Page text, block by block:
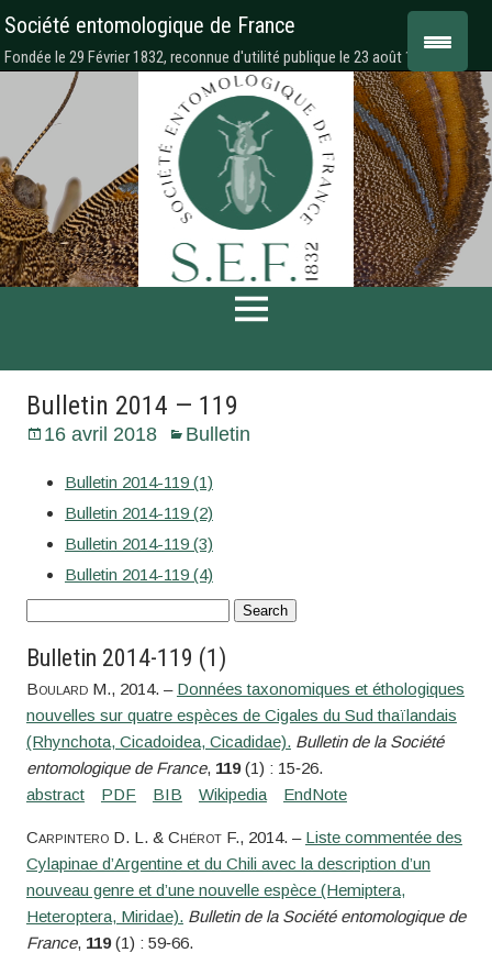
Société entomologique de France
Fondée le 29 Février 1832, reconnue d'utilité publique le 23 août 1878
Bulletin 2014 — 119
16 avril 2018 Bulletin
Bulletin 2014-119 (1)
Bulletin 2014-119 (2)
Bulletin 2014-119 (3)
Bulletin 2014-119 (4)
Bulletin 2014-119 (1)
BoulardM., 2014. – Données taxonomiques et éthologiques
nouvelles sur quatre espèces de Cigales du Sud thaïlandais
(Rhynchota, Cicadoidea, Cicadidae). Bulletin de la Société
entomologique de France, 119(1) : 15‑26.
CarpinteroD. L. & ChérotF., 2014. – Liste commentée des
Cylapinae d’Argentine et du Chili avec la description d’un
nouveau genre et d’une nouvelle espèce (Hemiptera,
Heteroptera, Miridae). Bulletin de la Société entomologique de
France, 119(1) : 59‑66.